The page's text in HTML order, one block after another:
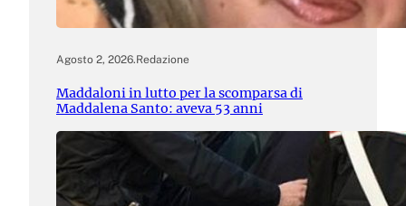
Agosto 2, 2026.Redazione
Maddaloni in lutto per la scomparsa di
Maddalena Santo: aveva 53 anni